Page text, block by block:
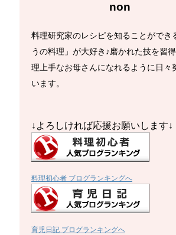
non
料理研究家のレシピを知ることができ
うの料理」が大好き♪磨かれた技を習
理上手なお母さんになれるように日々
います。
↓よろしければ応援お願いします↓
料理初心者 ブログランキングへ
育児日記 ブログランキングへ